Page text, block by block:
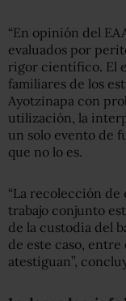
“En opinión del
evaluados por
rigor científico. El
familiares de los
Ayotzinapa con
utilización, la
un solo evento de
que no lo es.
“La recolección
trabajo conjunto
de la custodia del
de este caso,
atestiguan”,